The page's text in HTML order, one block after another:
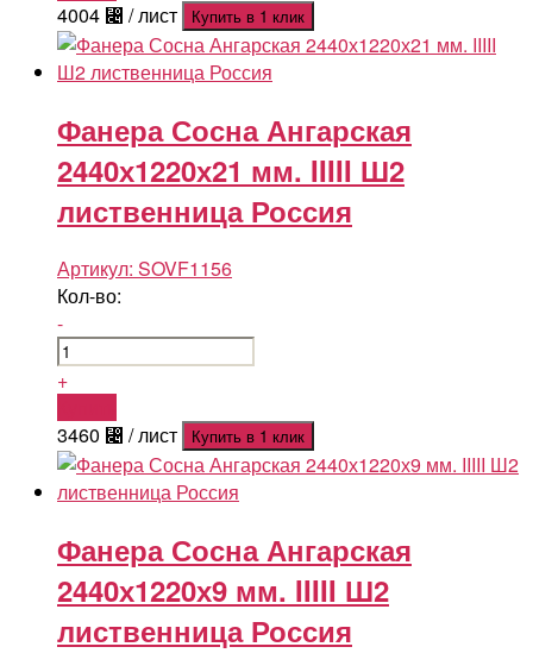
4004 ⃄ / лист Купить в 1 клик
Фанера Сосна Ангарская
2440х1220х21 мм. IIIII Ш2
лиственница Россия
Артикул: SOVF1156
Кол-во:
-
+
3460 ⃄ / лист Купить в 1 клик
Фанера Сосна Ангарская
2440х1220х9 мм. IIIII Ш2
лиственница Россия